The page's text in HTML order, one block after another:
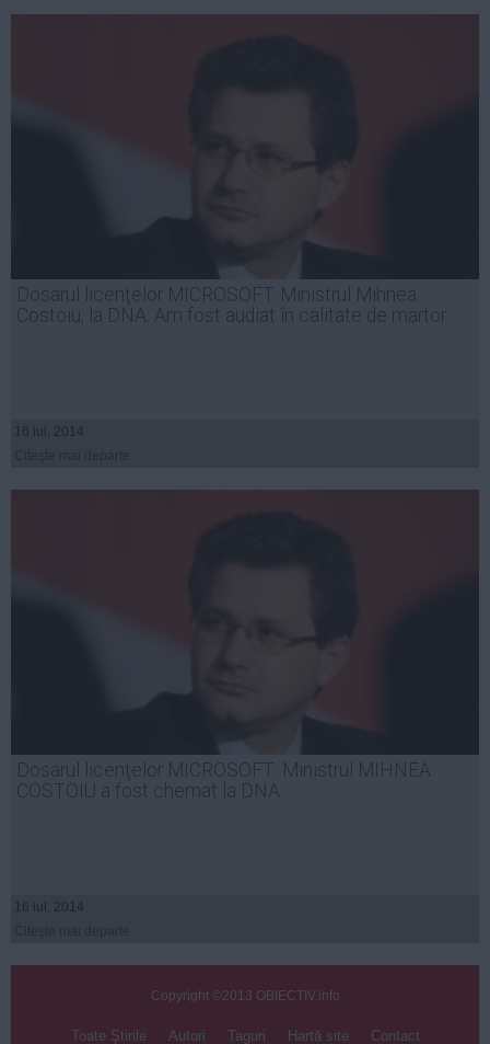
Dosarul licenţelor MICROSOFT. Ministrul Mihnea
Costoiu, la DNA: Am fost audiat în calitate de martor
16 iul, 2014
Dosarul licenţelor MICROSOFT: Ministrul MIHNEA
COSTOIU a fost chemat la DNA
16 iul, 2014
Copyright ©2013 OBIECTIV.info
Toate Ştirile Autori Taguri Hartă site Contact